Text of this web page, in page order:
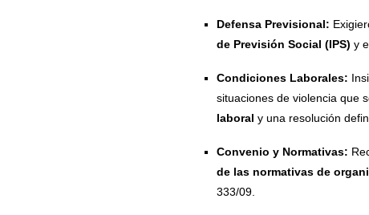
Defensa Previsional:
de Previsión Social (IPS) y
Condiciones Laborales:
situaciones de violencia que
laboral y una resolución
Convenio y Normativas:
de las normativas de
333/09.